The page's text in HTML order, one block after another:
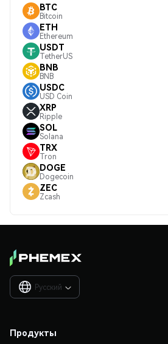
BTC
Bitcoin
ETH
Ethereum
USDT
TetherUS
BNB
BNB
USDC
USD Coin
XRP
Ripple
SOL
Solana
TRX
Tron
DOGE
Dogecoin
ZEC
Zcash
Русский 
Продукты